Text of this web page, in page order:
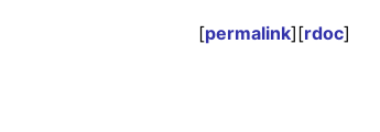
[permalink][rdoc]